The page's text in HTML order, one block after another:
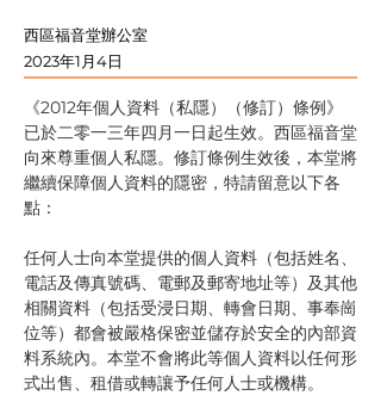
西區福音堂辦公室
2023年1月4日
《2012年個人資料（私隱）（修訂）條例》
已於二零一三年四月一日起生效。西區福音堂
向來尊重個人私隱。修訂條例生效後，本堂將
繼續保障個人資料的隱密，特請留意以下各
點：
任何人士向本堂提供的個人資料（包括姓名、
電話及傳真號碼、電郵及郵寄地址等）及其他
相關資料（包括受浸日期、轉會日期、事奉崗
位等）都會被嚴格保密並儲存於安全的內部資
料系統內。本堂不會將此等個人資料以任何形
式出售、租借或轉讓予任何人士或機構。